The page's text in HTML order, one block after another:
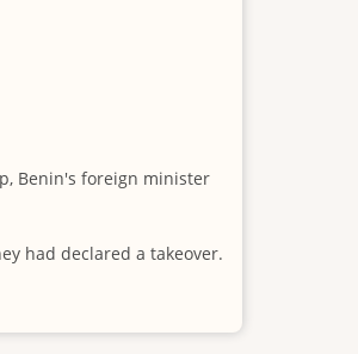
Benin's foreign minister
had declared a takeover.